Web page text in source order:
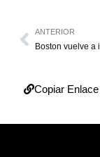
ANTERIOR
Boston vuelve a
Copiar Enlace